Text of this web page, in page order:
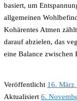
basiert, um
allgemeinen
Kohärentes Atmen
darauf abzielen, das
eine Balance
Veröffentlicht 16. März
Aktualisiert 6.